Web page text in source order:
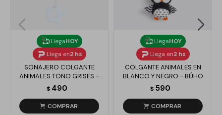
LlegaHOY
Llega en2 hs
SONAJERO COLGANTE
ANIMALES TONO GRISES -
CONEJO
$ 490
LlegaHOY
Llega en2 hs
COLGANTE ANIMALES EN
BLANCO Y NEGRO - BÚHO
$ 590